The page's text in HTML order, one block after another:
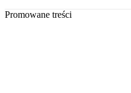
Promowane treści